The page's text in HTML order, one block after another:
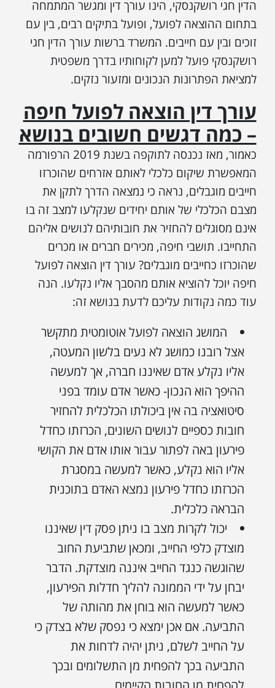
הדין חגי רושקנסקי, הינו עורך דין ומגשר המתמחה
בתחום ההוצאה לפועל, ופועל בתיקים רבים, בין עם
זוכים ובין עם חייבים. המשרד ברשות עורך הדין חגי
רושקנסקי פועל למען לקוחותיו בדרך משפטית
למציאת הפתרונות הנכונים ומזעור נזקים.
עורך דין הוצאה לפועל חיפה
– כמה דגשים חשובים בנושא
כאמור, מאז נכנסה לתוקפה בשנת 2019 הרפורמה
המאפשרת שיקום כלכלי לאותם אזרחים שהוכרזו
חייבים מוגבלים, נראה כי נמצאה הדרך לתקן את
מצבם הכלכלי של אותם יחידים שנקלעו למצב זה בו
אינם מסוגלים להחזיר את חובותיהם לנושים אליהם
התחייבו. תושבי חיפה, מכירים חברים או מכרים
שהוכרזו כחייבים מוגבלים? עורך דין הוצאה לפועל
חיפה יוכל להוציא אותם מהסבך אליו נקלעו. הנה
עוד כמה נקודות עליכם לדעת בנושא זה:
המושג הוצאה לפועל אוטומטית מתקשר
אצל רובנו כמושג לא נעים בלשון המעטה,
אליו נקלע אדם שאיננו חברה, אך למעשה
ההיפך הוא הנכון- כאשר אדם עומד בפני
סיטואציה בה אין ביכולתו הכלכלית להחזיר
חובות כספיים לנושים השונים, הכרזתו כחדל
פירעון באה לפתור עבור אותו אדם את הקושי
אליו הוא נקלע, כאשר למעשה במסגרת
הכרזתו כחדל פירעון נמצא האדם בתוכנית
הבראה כלכלית.
יכול לקרות מצב בו ניתן פסק דין שאיננו
מוצדק כלפי החייב, ומכאן שתביעת החוב
שהוגשה כנגד החייב איננה מוצדקת. הדבר
יבחן על ידי הממונה להליך חדלות הפירעון,
כאשר למעשה הוא בוחן את מהותה של
התביעה. אם אכן ימצא כי נפסק שלא בצדק כי
על החייב לשלם, ניתן יהיה לדחות את
התביעה בכך להפחית מן התשלומים ובכך